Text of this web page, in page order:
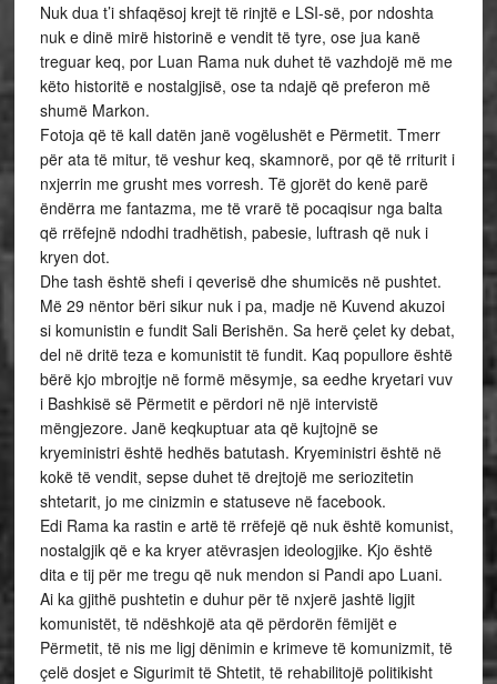
Nuk dua t’i shfaqësoj krejt të rinjtë e LSI-së, por ndoshta
nuk e dinë mirë historinë e vendit të tyre, ose jua kanë
treguar keq, por Luan Rama nuk duhet të vazhdojë më me
këto historitë e nostalgjisë, ose ta ndajë që preferon më
shumë Markon.
Fotoja që të kall datën janë vogëlushët e Përmetit. Tmerr
për ata të mitur, të veshur keq, skamnorë, por që të rriturit i
nxjerrin me grusht mes vorresh. Të gjorët do kenë parë
ëndërra me fantazma, me të vrarë të pocaqisur nga balta
që rrëfejnë ndodhi tradhëtish, pabesie, luftrash që nuk i
kryen dot.
Dhe tash është shefi i qeverisë dhe shumicës në pushtet.
Më 29 nëntor bëri sikur nuk i pa, madje në Kuvend akuzoi
si komunistin e fundit Sali Berishën. Sa herë çelet ky debat,
del në dritë teza e komunistit të fundit. Kaq popullore është
bërë kjo mbrojtje në formë mësymje, sa eedhe kryetari vuv
i Bashkisë së Përmetit e përdori në një intervistë
mëngjezore. Janë keqkuptuar ata që kujtojnë se
kryeministri është hedhës batutash. Kryeministri është në
kokë të vendit, sepse duhet të drejtojë me seriozitetin
shtetarit, jo me cinizmin e statuseve në facebook.
Edi Rama ka rastin e artë të rrëfejë që nuk është komunist,
nostalgjik që e ka kryer atëvrasjen ideologjike. Kjo është
dita e tij për me tregu që nuk mendon si Pandi apo Luani.
Ai ka gjithë pushtetin e duhur për të nxjerë jashtë ligjit
komunistët, të ndëshkojë ata që përdorën fëmijët e
Përmetit, të nis me ligj dënimin e krimeve të komunizmit, të
çelë dosjet e Sigurimit të Shtetit, të rehabilitojë politikisht